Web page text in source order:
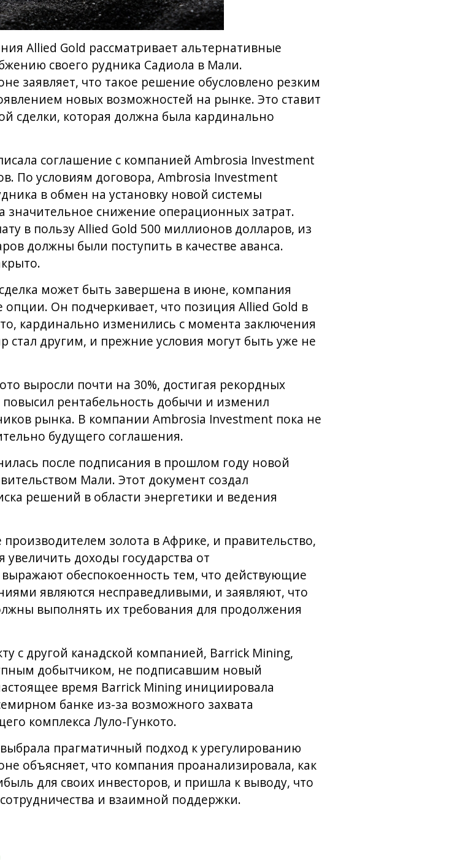
Allied Gold рассматривает альтернативные
своего рудника Садиола в Мали.
заявляет, что такое решение обусловлено резким
новых возможностей на рынке. Это ставит
сделки, которая должна была кардинально
соглашение с компанией Ambrosia Investment
По условиям договора, Ambrosia Investment
в обмен на установку новой системы
значительное снижение операционных затрат.
в пользу Allied Gold 500 миллионов долларов, из
должны были поступить в качестве аванса.
может быть завершена в июне, компания
опции. Он подчеркивает, что позиция Allied Gold в
кардинально изменились с момента заключения
стал другим, и прежние условия могут быть уже не
выросли почти на 30%, достигая рекордных
рентабельность добычи и изменил
рынка. В компании Ambrosia Investment пока не
будущего соглашения.
после подписания в прошлом году новой
Мали. Этот документ создал
решений в области энергетики и ведения
золота в Африке, и правительство,
доходы государства от
обеспокоенность тем, что действующие
являются несправедливыми, и заявляют, что
выполнять их требования для продолжения
с другой канадской компанией, Barrick Mining,
добытчиком, не подписавшим новый
время Barrick Mining инициировала
банке из-за возможного захвата
комплекса Луло-Гункото.
прагматичный подход к урегулированию
объясняет, что компания проанализировала, как
для своих инвесторов, и пришла к выводу, что
и взаимной поддержки.